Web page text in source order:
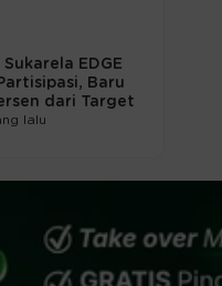
EDGE
Baru
dari Target
lalu